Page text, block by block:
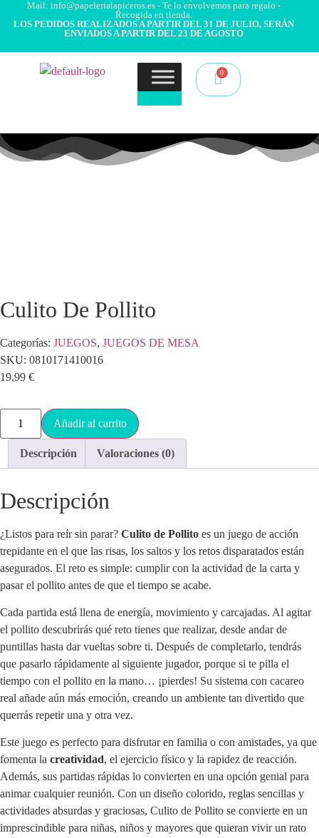
Mail: info@papelerialapiceros.es - Te lo envolvemos para regalo -
Recogida en tienda.
LOS PEDIDOS REALIZADOS A PARTIR DEL 31 DE JULIO, SERÁN
ENVIADOS A PARTIR DEL 23 DE AGOSTO
Culito De Pollito
Categorías: JUEGOS, JUEGOS DE MESA
SKU: 0810171410016
19,99 €
Añadir al carrito
Descripción Valoraciones (0)
Descripción
¿Listos para reír sin parar? Culito de Pollito es un juego de acción
trepidante en el que las risas, los saltos y los retos disparatados están
asegurados. El reto es simple: cumplir con la actividad de la carta y
pasar el pollito antes de que el tiempo se acabe.
Cada partida está llena de energía, movimiento y carcajadas. Al agitar
el pollito descubrirás qué reto tienes que realizar, desde andar de
puntillas hasta dar vueltas sobre ti. Después de completarlo, tendrás
que pasarlo rápidamente al siguiente jugador, porque si te pilla el
tiempo con el pollito en la mano… ¡pierdes! Su sistema con cacareo
real añade aún más emoción, creando un ambiente tan divertido que
querrás repetir una y otra vez.
Este juego es perfecto para disfrutar en familia o con amistades, ya que
fomenta la creatividad, el ejercicio físico y la rapidez de reacción.
Además, sus partidas rápidas lo convierten en una opción genial para
animar cualquier reunión. Con un diseño colorido, reglas sencillas y
actividades absurdas y graciosas, Culito de Pollito se convierte en un
imprescindible para niñas, niños y mayores que quieran vivir un rato